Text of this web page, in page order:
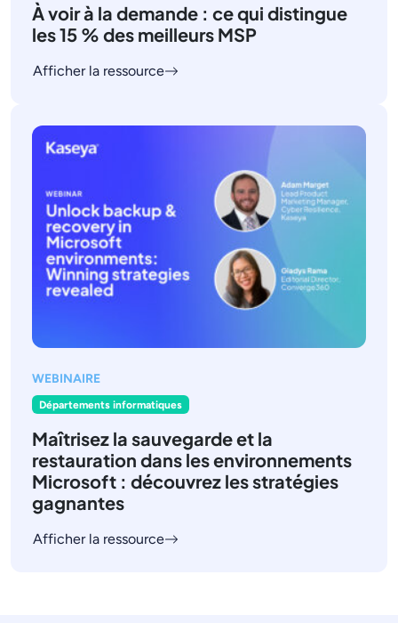
À voir à la demande : ce qui distingue
les 15 % des meilleurs MSP
Afficher la ressource
WEBINAIRE
Départements informatiques
Maîtrisez la sauvegarde et la
restauration dans les environnements
Microsoft : découvrez les stratégies
gagnantes
Afficher la ressource